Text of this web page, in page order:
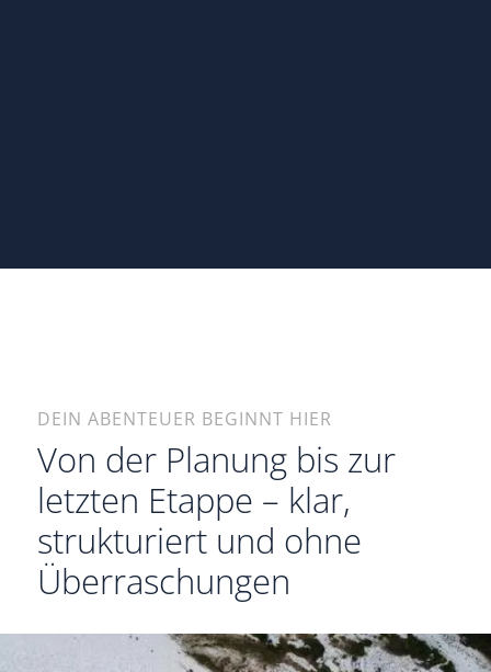
DEIN ABENTEUER BEGINNT HIER
Von der Planung bis zur
letzten Etappe – klar,
strukturiert und ohne
Überraschungen